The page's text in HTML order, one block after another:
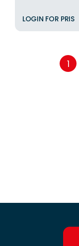
LOGIN FOR PRIS
1